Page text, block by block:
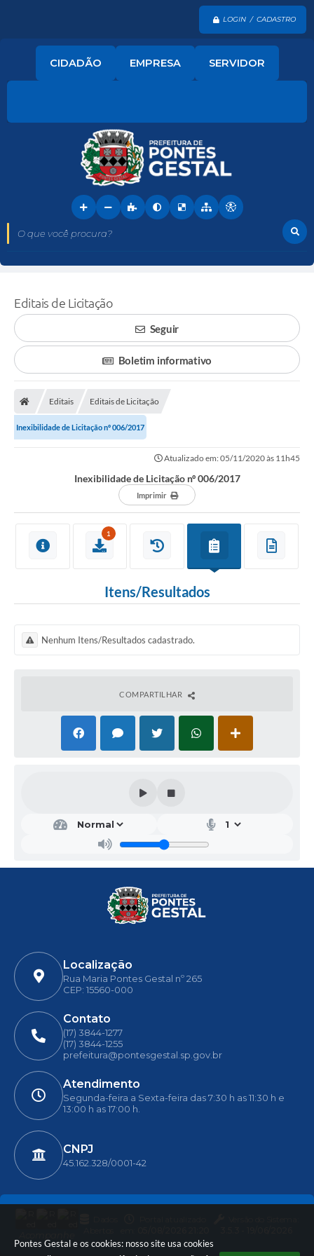
Pontes Gestal e os cookies: nosso site usa cookies
LOGIN / CADASTRO
O que você procura?
CIDADÃO EMPRESA SERVIDOR
Editais de Licitação
Seguir
Boletim informativo
Editais Editais de Licitação
Inexibilidade de Licitação nº 006/2017
Atualizado em: 05/11/2020 às 11h45
Inexibilidade de Licitação nº 006/2017
Imprimir
1
Itens/Resultados
Nenhum Itens/Resultados cadastrado.
COMPARTILHAR
Localização
Rua Maria Pontes Gestal nº 265
CEP: 15560-000
Contato
(17) 3844-1277
(17) 3844-1255
prefeitura@pontesgestal.sp.gov.br
Atendimento
Segunda-feira a Sexta-feira das 7:30 h as 11:30 h e
13:00 h as 17:00 h.
CNPJ
45.162.328/0001-42